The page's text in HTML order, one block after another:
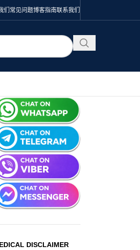
们 常见问题博客指南联系我们
DISCLAIMER